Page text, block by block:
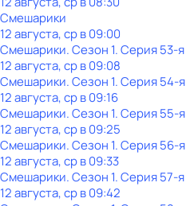
Смешарики
12 августа, ср в 09:00
Смешарики. Сезон 1. Серия 53-я
12 августа, ср в 09:08
Смешарики. Сезон 1. Серия 54-я
12 августа, ср в 09:16
Смешарики. Сезон 1. Серия 55-я
12 августа, ср в 09:25
Смешарики. Сезон 1. Серия 56-я
12 августа, ср в 09:33
Смешарики. Сезон 1. Серия 57-я
12 августа, ср в 09:42